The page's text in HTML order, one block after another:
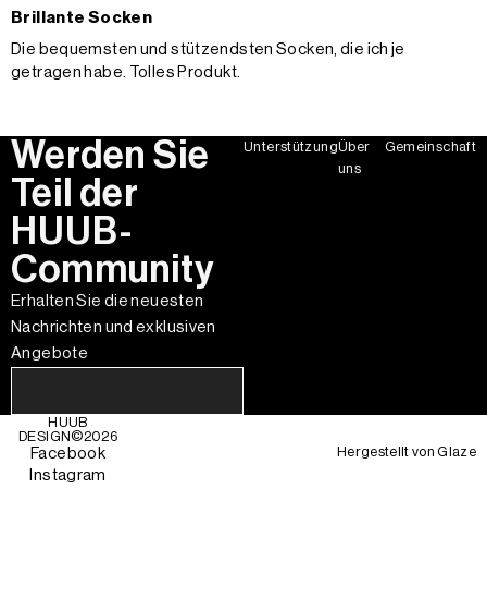
Brillante Socken
Die bequemsten und stützendsten Socken, die ich je
getragen habe. Tolles Produkt.
Werden Sie
Teil der
HUUB-
Community
Erhalten Sie die neuesten
Nachrichten und exklusiven
Angebote
UnterstützungÜber
uns
Gemeinschaft
HUUB
DESIGN©2026
Facebook
Instagram
Hergestellt vonGlaze